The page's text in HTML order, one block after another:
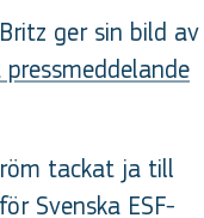
ger sin bild av
tackat ja till
Svenska ESF-